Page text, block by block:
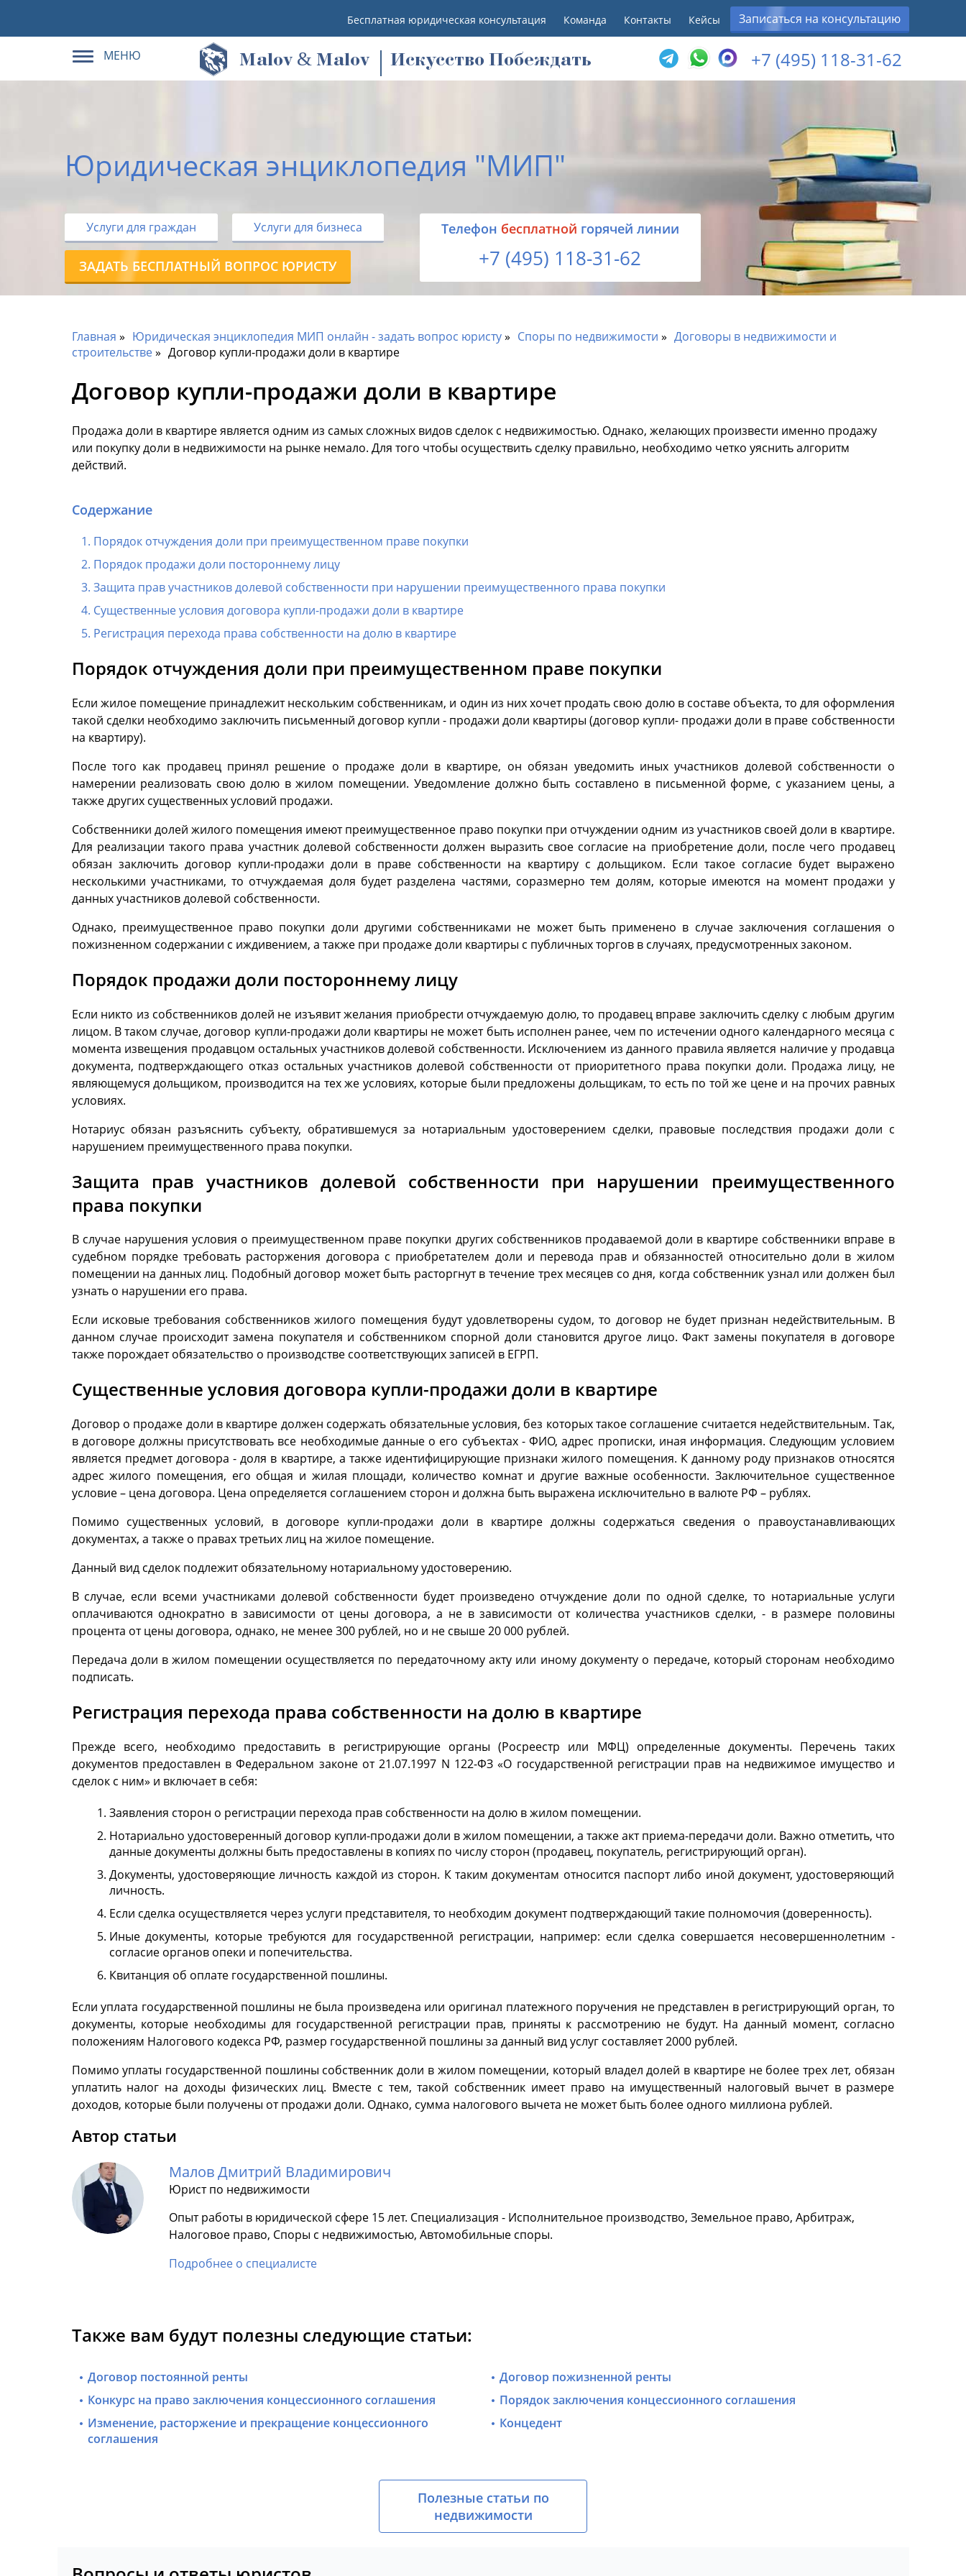
Бесплатная юридическая консультация Команда Контакты Кейсы Записаться на консультацию
МЕНЮ Malov & Malov Искусство Побеждать +7 (495) 118-31-62
Юридическая энциклопедия "МИП"
Услуги для граждан Услуги для бизнеса
ЗАДАТЬ БЕСПЛАТНЫЙ ВОПРОС ЮРИСТУ
Tелефон бесплатной горячей линии
+7 (495) 118-31-62
Главная Юридическая энциклопедия МИП онлайн - задать вопрос юристу Споры по недвижимости
Договоры в недвижимости и
строительстве
Договор купли-продажи доли в квартире
Договор купли-продажи доли в квартире
Продажа доли в квартире является одним из самых сложных видов сделок с недвижимостью. Однако, желающих произвести именно продажу
или покупку доли в недвижимости на рынке немало. Для того чтобы осуществить сделку правильно, необходимо четко уяснить алгоритм
действий.
Содержание
Порядок отчуждения доли при преимущественном праве покупки
Порядок продажи доли постороннему лицу
Защита прав участников долевой собственности при нарушении преимущественного права покупки
Существенные условия договора купли-продажи доли в квартире
Регистрация перехода права собственности на долю в квартире
Порядок отчуждения доли при преимущественном праве покупки
Если жилое помещение принадлежит нескольким собственникам, и один из них хочет продать свою долю в составе объекта, то для оформления
такой сделки необходимо заключить письменный договор купли - продажи доли квартиры (договор купли- продажи доли в праве собственности
на квартиру).
После того как продавец принял решение о продаже доли в квартире, он обязан уведомить иных участников долевой собственности о
намерении реализовать свою долю в жилом помещении. Уведомление должно быть составлено в письменной форме, с указанием цены, а
также других существенных условий продажи.
Собственники долей жилого помещения имеют преимущественное право покупки при отчуждении одним из участников своей доли в квартире.
Для реализации такого права участник долевой собственности должен выразить свое согласие на приобретение доли, после чего продавец
обязан заключить договор купли-продажи доли в праве собственности на квартиру с дольщиком. Если такое согласие будет выражено
несколькими участниками, то отчуждаемая доля будет разделена частями, соразмерно тем долям, которые имеются на момент продажи у
данных участников долевой собственности.
Однако, преимущественное право покупки доли другими собственниками не может быть применено в случае заключения соглашения о
пожизненном содержании с иждивением, а также при продаже доли квартиры с публичных торгов в случаях, предусмотренных законом.
Порядок продажи доли постороннему лицу
Если никто из собственников долей не изъявит желания приобрести отчуждаемую долю, то продавец вправе заключить сделку с любым другим
лицом. В таком случае, договор купли-продажи доли квартиры не может быть исполнен ранее, чем по истечении одного календарного месяца с
момента извещения продавцом остальных участников долевой собственности. Исключением из данного правила является наличие у продавца
документа, подтверждающего отказ остальных участников долевой собственности от приоритетного права покупки доли. Продажа лицу, не
являющемуся дольщиком, производится на тех же условиях, которые были предложены дольщикам, то есть по той же цене и на прочих равных
условиях.
Нотариус обязан разъяснить субъекту, обратившемуся за нотариальным удостоверением сделки, правовые последствия продажи доли с
нарушением преимущественного права покупки.
Защита прав участников долевой собственности при нарушении преимущественного
права покупки
В случае нарушения условия о преимущественном праве покупки других собственников продаваемой доли в квартире собственники вправе в
судебном порядке требовать расторжения договора с приобретателем доли и перевода прав и обязанностей относительно доли в жилом
помещении на данных лиц. Подобный договор может быть расторгнут в течение трех месяцев со дня, когда собственник узнал или должен был
узнать о нарушении его права.
Если исковые требования собственников жилого помещения будут удовлетворены судом, то договор не будет признан недействительным. В
данном случае происходит замена покупателя и собственником спорной доли становится другое лицо. Факт замены покупателя в договоре
также порождает обязательство о производстве соответствующих записей в ЕГРП.
Существенные условия договора купли-продажи доли в квартире
Договор о продаже доли в квартире должен содержать обязательные условия, без которых такое соглашение считается недействительным. Так,
в договоре должны присутствовать все необходимые данные о его субъектах - ФИО, адрес прописки, иная информация. Следующим условием
является предмет договора - доля в квартире, а также идентифицирующие признаки жилого помещения. К данному роду признаков относятся
адрес жилого помещения, его общая и жилая площади, количество комнат и другие важные особенности. Заключительное существенное
условие – цена договора. Цена определяется соглашением сторон и должна быть выражена исключительно в валюте РФ – рублях.
Помимо существенных условий, в договоре купли-продажи доли в квартире должны содержаться сведения о правоустанавливающих
документах, а также о правах третьих лиц на жилое помещение.
Данный вид сделок подлежит обязательному нотариальному удостоверению.
В случае, если всеми участниками долевой собственности будет произведено отчуждение доли по одной сделке, то нотариальные услуги
оплачиваются однократно в зависимости от цены договора, а не в зависимости от количества участников сделки, - в размере половины
процента от цены договора, однако, не менее 300 рублей, но и не свыше 20 000 рублей.
Передача доли в жилом помещении осуществляется по передаточному акту или иному документу о передаче, который сторонам необходимо
подписать.
Регистрация перехода права собственности на долю в квартире
Прежде всего, необходимо предоставить в регистрирующие органы (Росреестр или МФЦ) определенные документы. Перечень таких
документов предоставлен в Федеральном законе от 21.07.1997 N 122-ФЗ «О государственной регистрации прав на недвижимое имущество и
сделок с ним» и включает в себя:
Заявления сторон о регистрации перехода прав собственности на долю в жилом помещении.
Нотариально удостоверенный договор купли-продажи доли в жилом помещении, а также акт приема-передачи доли. Важно отметить, что
данные документы должны быть предоставлены в копиях по числу сторон (продавец, покупатель, регистрирующий орган).
Документы, удостоверяющие личность каждой из сторон. К таким документам относится паспорт либо иной документ, удостоверяющий
личность.
Если сделка осуществляется через услуги представителя, то необходим документ подтверждающий такие полномочия (доверенность).
Иные документы, которые требуются для государственной регистрации, например: если сделка совершается несовершеннолетним -
согласие органов опеки и попечительства.
Квитанция об оплате государственной пошлины.
Если уплата государственной пошлины не была произведена или оригинал платежного поручения не представлен в регистрирующий орган, то
документы, которые необходимы для государственной регистрации прав, приняты к рассмотрению не будут. На данный момент, согласно
положениям Налогового кодекса РФ, размер государственной пошлины за данный вид услуг составляет 2000 рублей.
Помимо уплаты государственной пошлины собственник доли в жилом помещении, который владел долей в квартире не более трех лет, обязан
уплатить налог на доходы физических лиц. Вместе с тем, такой собственник имеет право на имущественный налоговый вычет в размере
доходов, которые были получены от продажи доли. Однако, сумма налогового вычета не может быть более одного миллиона рублей.
Автор статьи
Малов Дмитрий Владимирович
Юрист по недвижимости
Опыт работы в юридической сфере 15 лет. Специализация - Исполнительное производство, Земельное право, Арбитраж,
Налоговое право, Споры с недвижимостью, Автомобильные споры.
Подробнее о специалисте
Также вам будут полезны следующие статьи:
Договор постоянной ренты
Договор пожизненной ренты
Конкурс на право заключения концессионного соглашения
Порядок заключения концессионного соглашения
Изменение, расторжение и прекращение концессионного
соглашения
Концедент
Полезные статьи по
недвижимости